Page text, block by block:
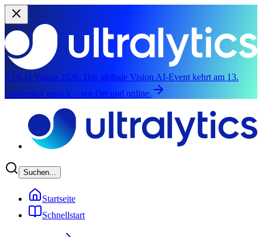
YOLO Vision 2026: Das globale Vision AI-Event kehrt am 13.
September zurück – vor Ort und online.
Suchen...
Startseite
Schnellstart